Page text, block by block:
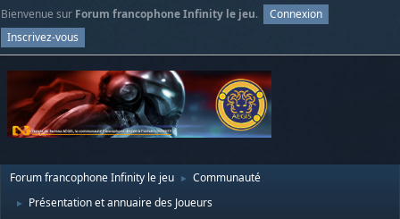
Bienvenue sur Forum francophone Infinity le jeu.
Connexion
Inscrivez-vous
Forum francophone Infinity le jeu ► Communauté
► Présentation et annuaire des Joueurs